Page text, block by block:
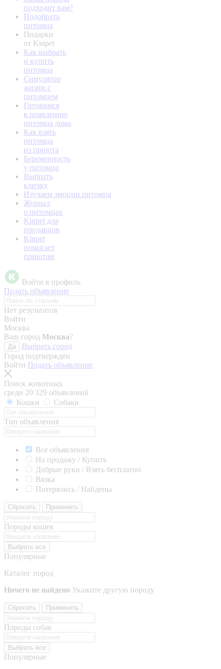
подходит вам?
Подобрать
питомца
Подарки
от Kinpet
Как выбрать
и купить
питомца
Симулятор
жизни с
питомцем
Готовимся
к появлению
питомца дома
Как взять
питомца
из приюта
Беременность
у питомца
Выбрать
кличку
Изучаем эмоции питомца
Журнал
о питомцах
Kinpet для
продавцов
Kinpet
помогает
приютам
Войти в профиль
Подать объявление
Нет результатов
Войти
Москва
Ваш город Москва?
Да
Выбрать город
Город подтверждён
Войти Подать объявление
Поиск животных
среди 20 329 объявлений
Кошки
Собаки
Тип объявления
Все объявления
На продажу / Купить
Добрые руки / Взять бесплатно
Вязка
Потерялись / Найдены
Сбросить Применить
Породы кошек
Выбрать все
Популярные
Каталог пород
Ничего не найдено Укажите другую породу
Сбросить Применить
Породы собак
Выбрать все
Популярные